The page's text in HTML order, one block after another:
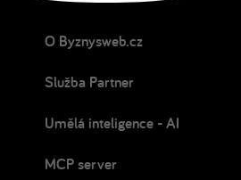
O Byznysweb.cz
Služba Partner
Umělá inteligence - AI
MCP server